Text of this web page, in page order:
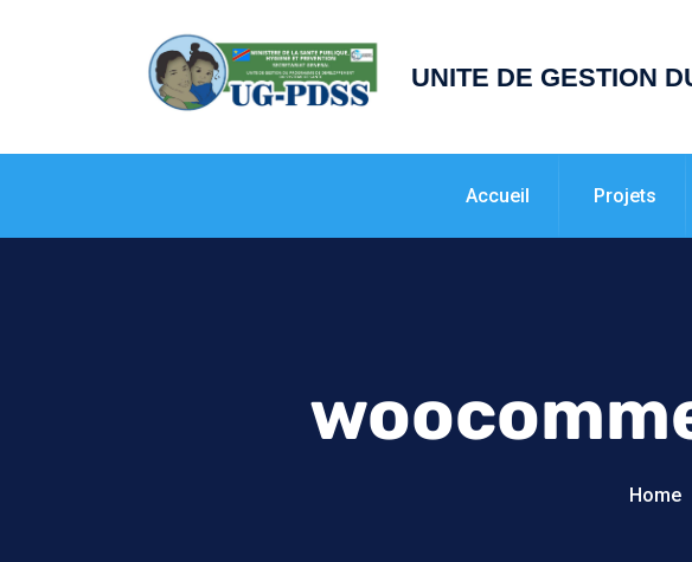
UNITE DE GESTION
Accueil Projets
Home